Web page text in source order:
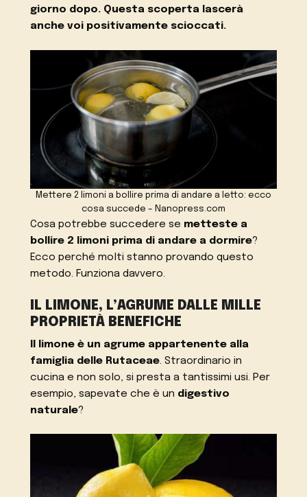
giorno dopo. Questa scoperta lascerà
anche voi positivamente scioccati.
Mettere 2 limoni a bollire prima di andare a letto: ecco
cosa succede – Nanopress.com
Cosa potrebbe succedere se metteste a
bollire 2 limoni prima di andare a dormire?
Ecco perché molti stanno provando questo
metodo. Funziona davvero.
IL LIMONE, L’AGRUME DALLE MILLE
PROPRIETÀ BENEFICHE
Il limone è un agrume appartenente alla
famiglia delle Rutaceae. Straordinario in
cucina e non solo, si presta a tantissimi usi. Per
esempio, sapevate che è un digestivo
naturale?